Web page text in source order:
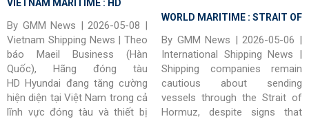
VIETNAM MARITIME : HD
Hyundai đặt mục tiêu đóng 23
tàu tại Việt Nam mỗi năm
By GMM News | 2026-05-08 |
Vietnam Shipping News | Theo
báo Maeil Business (Hàn
Quốc), Hãng đóng tàu
HD Hyundai đang tăng cường
hiện diện tại Việt Nam trong cả
lĩnh vực đóng tàu và thiết bị
WORLD MARITIME : STRAIT OF
HORMUZ – Shipowners Stay
Cautious on Hormuz as Iran
Says ‘Contact Us’
By GMM News | 2026-05-06 |
International Shipping News |
Shipping companies remain
cautious about sending
vessels through the Strait of
Hormuz, despite signs that